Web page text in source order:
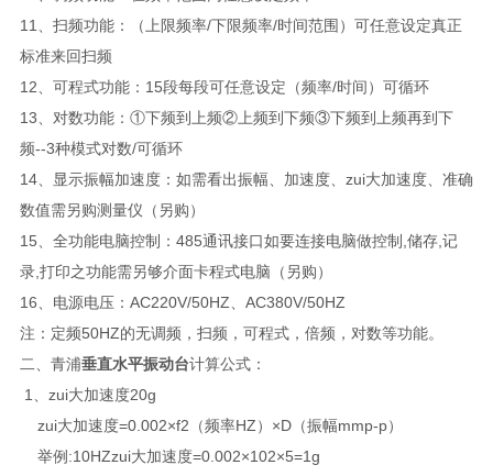
11、扫频功能：（上限频率/下限频率/时间范围）可任意设定真正
标准来回扫频
12、可程式功能：15段每段可任意设定（频率/时间）可循环
13、对数功能：①下频到上频②上频到下频③下频到上频再到下
频--3种模式对数/可循环
14、显示振幅加速度：如需看出振幅、加速度、zui大加速度、准确
数值需另购测量仪（另购）
15、全功能电脑控制：485通讯接口如要连接电脑做控制,储存,记
录,打印之功能需另够介面卡程式电脑（另购）
16、电源电压：AC220V/50HZ、AC380V/50HZ
注：定频50HZ的无调频，扫频，可程式，倍频，对数等功能。
二、青浦垂直水平振动台计算公式：
1、zui大加速度20g
zui大加速度=0.002×f2（频率HZ）×D（振幅mmp-p）
举例:10HZzui大加速度=0.002×102×5=1g